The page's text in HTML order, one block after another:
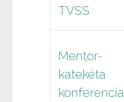
TVSS
Mentor-
katekéta
konferencia